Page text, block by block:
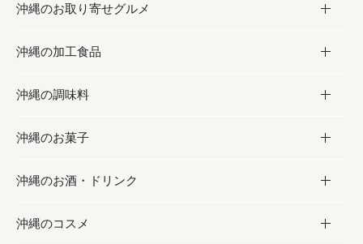
沖縄のお取り寄せグルメ
お取り寄せグルメ
フルーツ・野菜
お肉
海産物
沖縄の加工食品
加工食品
缶詰／パウチ
沖縄料理
沖縄そば／乾麺
沖縄の調味料
調味料
砂糖／黒砂糖
塩
沖縄のお菓子
お菓子
黒糖
沖縄のお酒・ドリンク
お酒・ドリンク
沖縄のコスメ